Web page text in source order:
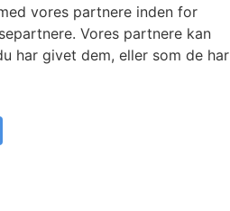
vores partnere inden for
Vores partnere kan
har givet dem, eller som de har